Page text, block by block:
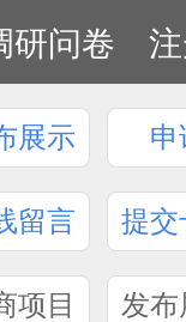
研问卷
展示 申
留言 提交
项目 发